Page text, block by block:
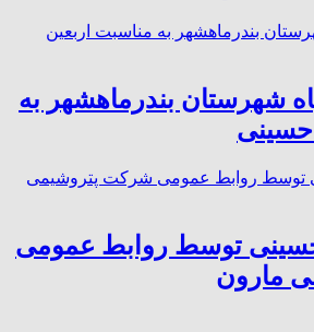
شهرستان بندرماهشهر به
حسینی
توسط روابط عمومی
مارون